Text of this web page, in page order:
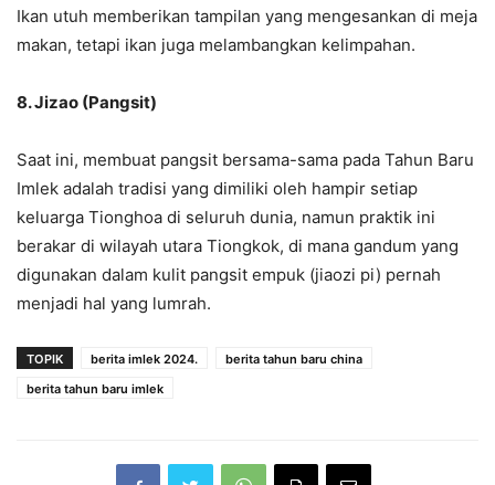
Ikan utuh memberikan tampilan yang mengesankan di meja
makan, tetapi ikan juga melambangkan kelimpahan.
8. Jizao (Pangsit)
Saat ini, membuat pangsit bersama-sama pada Tahun Baru
Imlek adalah tradisi yang dimiliki oleh hampir setiap
keluarga Tionghoa di seluruh dunia, namun praktik ini
berakar di wilayah utara Tiongkok, di mana gandum yang
digunakan dalam kulit pangsit empuk (jiaozi pi) pernah
menjadi hal yang lumrah.
TOPIK berita imlek 2024.
berita tahun baru china
berita tahun baru imlek